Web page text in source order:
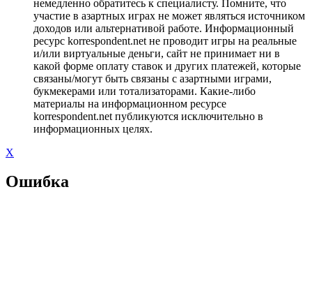
немедленно обратитесь к специалисту. Помните, что
участие в азартных играх не может являться источником
доходов или альтернативой работе. Информационный
ресурс korrespondent.net не проводит игры на реальные
и/или виртуальные деньги, сайт не принимает ни в
какой форме оплату ставок и других платежей, которые
связаны/могут быть связаны с азартными играми,
букмекерами или тотализаторами. Какие-либо
материалы на информационном ресурсе
korrespondent.net публикуются исключительно в
информационных целях.
X
Ошибка